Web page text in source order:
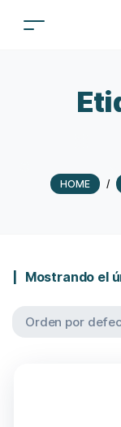
HOME /
Mostrando el